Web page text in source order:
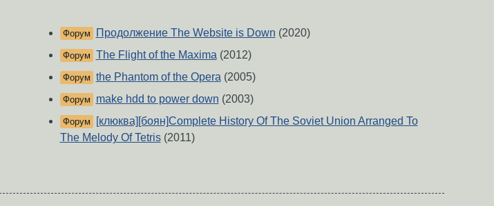
Форум Продолжение The Website is Down (2020)
Форум The Flight of the Maxima (2012)
Форум the Phantom of the Opera (2005)
Форум make hdd to power down (2003)
Форум
[клюква][боян]Complete History Of The Soviet Union Arranged To
The Melody Of Tetris(2011)